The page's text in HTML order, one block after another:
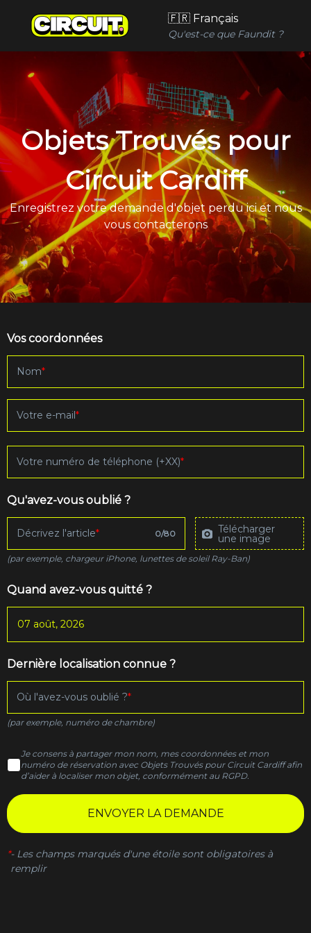
🇫🇷 Français
Qu'est-ce que Faundit ?
Objets Trouvés pour
Circuit Cardiff
Enregistrez votre demande d'objet perdu ici et nous
vous contacterons
Vos coordonnées
Nom
Votre e-mail
Votre numéro de téléphone (+XX)
Qu'avez-vous oublié ?
Décrivez l'article 0/80 Télécharger
une image
(par exemple, chargeur iPhone, lunettes de soleil Ray-Ban)
Quand avez-vous quitté ?
Dernière localisation connue ?
Où l'avez-vous oublié ?
(par exemple, numéro de chambre)
Je consens à partager mon nom, mes coordonnées et mon
numéro de réservation avec Objets Trouvés pour Circuit Cardiff afin
d’aider à localiser mon objet, conformément au RGPD.
ENVOYER LA DEMANDE
*- Les champs marqués d'une étoile sont obligatoires à
remplir